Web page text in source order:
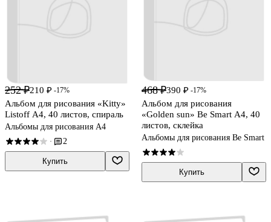
252 ₽210 ₽ -17%
Альбом для рисования «Kitty»
Listoff А4, 40 листов, спираль
Альбомы для рисования А4
· 2
Купить
468 ₽390 ₽ -17%
Альбом для рисования
«Golden sun» Be Smart А4, 40
листов, склейка
Альбомы для рисования Be Smart
Купить